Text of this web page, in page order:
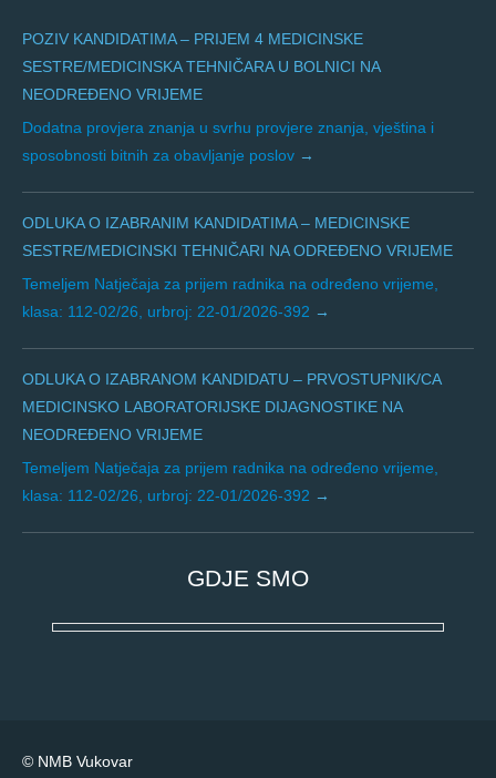
POZIV KANDIDATIMA – PRIJEM 4 MEDICINSKE
SESTRE/MEDICINSKA TEHNIČARA U BOLNICI NA
NEODREĐENO VRIJEME
Dodatna provjera znanja u svrhu provjere znanja, vještina i
sposobnosti bitnih za obavljanje poslov
ODLUKA O IZABRANIM KANDIDATIMA – MEDICINSKE
SESTRE/MEDICINSKI TEHNIČARI NA ODREĐENO VRIJEME
Temeljem Natječaja za prijem radnika na određeno vrijeme,
klasa: 112-02/26, urbroj: 22-01/2026-392
ODLUKA O IZABRANOM KANDIDATU – PRVOSTUPNIK/CA
MEDICINSKO LABORATORIJSKE DIJAGNOSTIKE NA
NEODREĐENO VRIJEME
Temeljem Natječaja za prijem radnika na određeno vrijeme,
klasa: 112-02/26, urbroj: 22-01/2026-392
GDJE SMO
© NMB Vukovar